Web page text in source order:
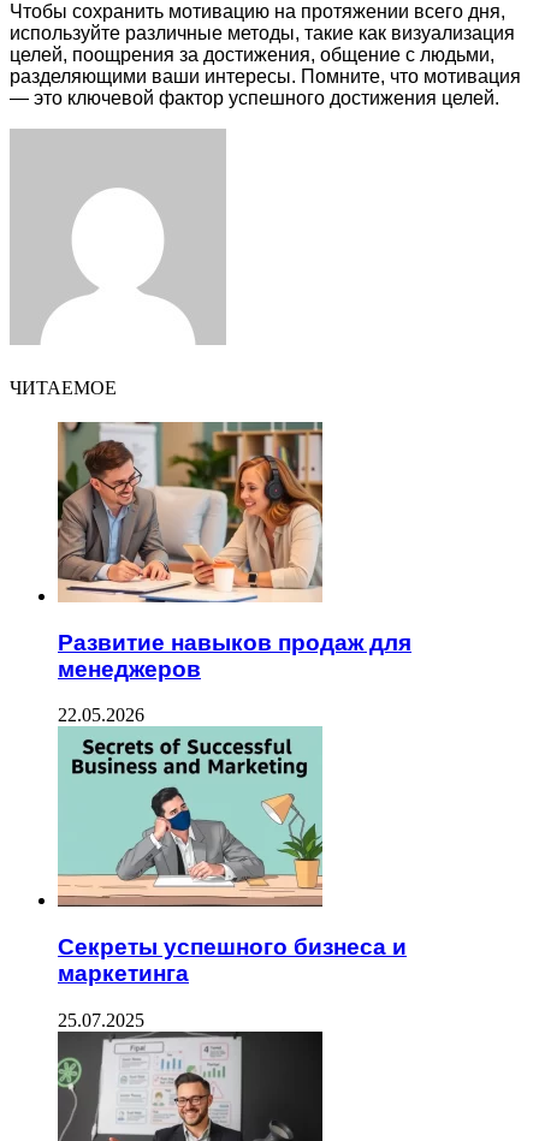
Чтобы сохранить мотивацию на протяжении всего дня,
используйте различные методы, такие как визуализация
целей, поощрения за достижения, общение с людьми,
разделяющими ваши интересы. Помните, что мотивация
— это ключевой фактор успешного достижения целей.
ЧИТАЕМОЕ
Развитие навыков продаж для
менеджеров
22.05.2026
Секреты успешного бизнеса и
маркетинга
25.07.2025